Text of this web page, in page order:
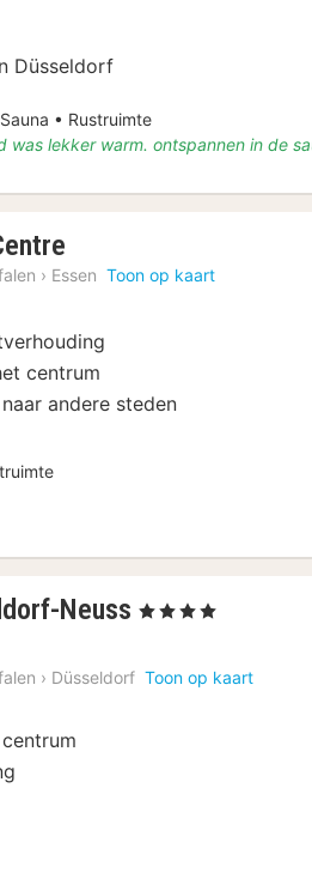
Düsseldorf
• Rustruimte
was lekker warm. ontspannen in de
nachten
€
52,15
› Essen Toon op kaart
centrum
andere steden
Neuss 2
vanaf
€
, 4 Sterren
› Düsseldorf Toon op kaart